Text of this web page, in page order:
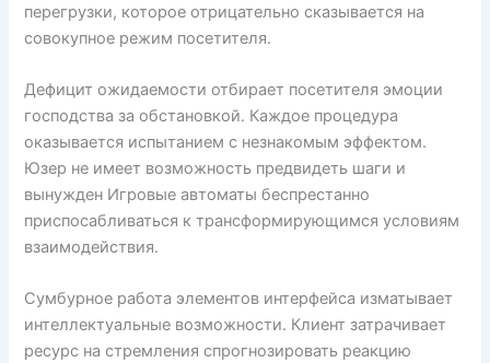
перегрузки, которое отрицательно сказывается на
совокупное режим посетителя.
Дефицит ожидаемости отбирает посетителя эмоции
господства за обстановкой. Каждое процедура
оказывается испытанием с незнакомым эффектом.
Юзер не имеет возможность предвидеть шаги и
вынужден Игровые автоматы беспрестанно
приспосабливаться к трансформирующимся условиям
взаимодействия.
Сумбурное работа элементов интерфейса изматывает
интеллектуальные возможности. Клиент затрачивает
ресурс на стремления спрогнозировать реакцию